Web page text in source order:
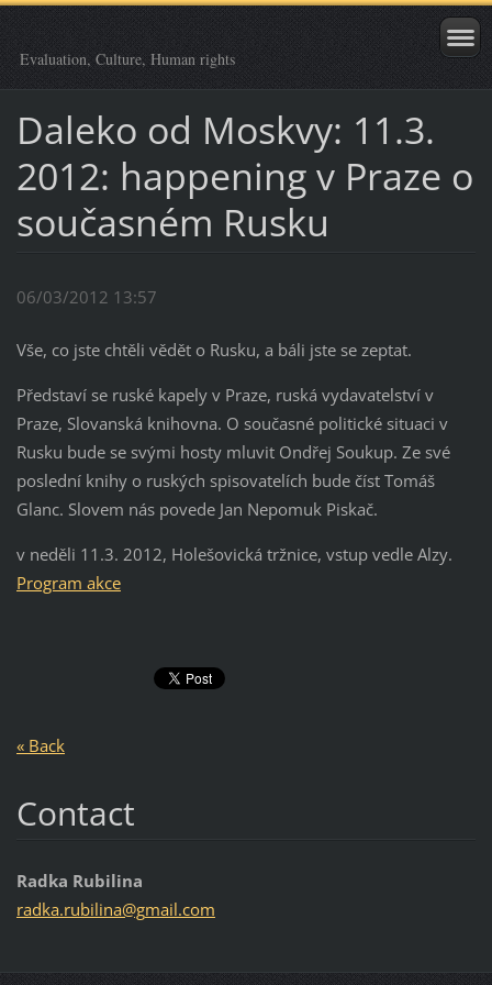
Evaluation, Culture, Human rights
Daleko od Moskvy: 11.3.
2012: happening v Praze o
současném Rusku
06/03/2012 13:57
Vše, co jste chtěli vědět o Rusku, a báli jste se zeptat.
Představí se ruské kapely v Praze, ruská vydavatelství v
Praze, Slovanská knihovna. O současné politické situaci v
Rusku bude se svými hosty mluvit Ondřej Soukup. Ze své
poslední knihy o ruských spisovatelích bude číst Tomáš
Glanc. Slovem nás povede Jan Nepomuk Piskač.
v neděli 11.3. 2012, Holešovická tržnice, vstup vedle Alzy.
Program akce
« Back
Contact
Radka Rubilina
radka.rubilina@gmail.com